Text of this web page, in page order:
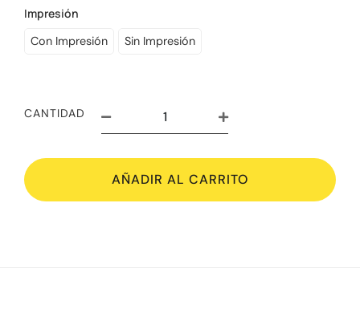
Impresión
Con Impresión Sin Impresión
CANTIDAD
AÑADIR AL CARRITO